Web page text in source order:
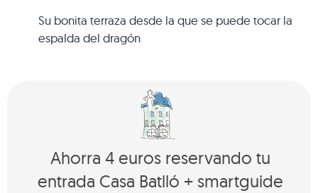
Su bonita terraza desde la que se puede tocar la
espalda del dragón
Ahorra 4 euros reservando tu
entrada Casa Batlló + smartguide